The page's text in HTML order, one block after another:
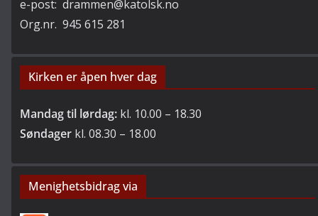
e-post: drammen@katolsk.no
Org.nr. 945 615 281
Kirken er åpen hver dag
Mandag til lørdag: kl. 10.00 – 18.30
Søndager kl. 08.30 – 18.00
Menighetsbidrag via